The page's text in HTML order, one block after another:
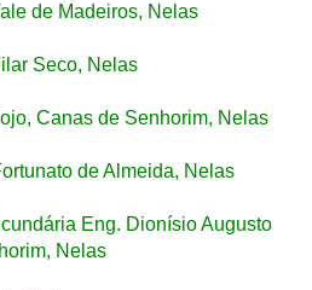
de Madeiros, Nelas
Seco, Nelas
Canas de Senhorim, Nelas
de Almeida, Nelas
Eng. Dionísio Augusto
Nelas